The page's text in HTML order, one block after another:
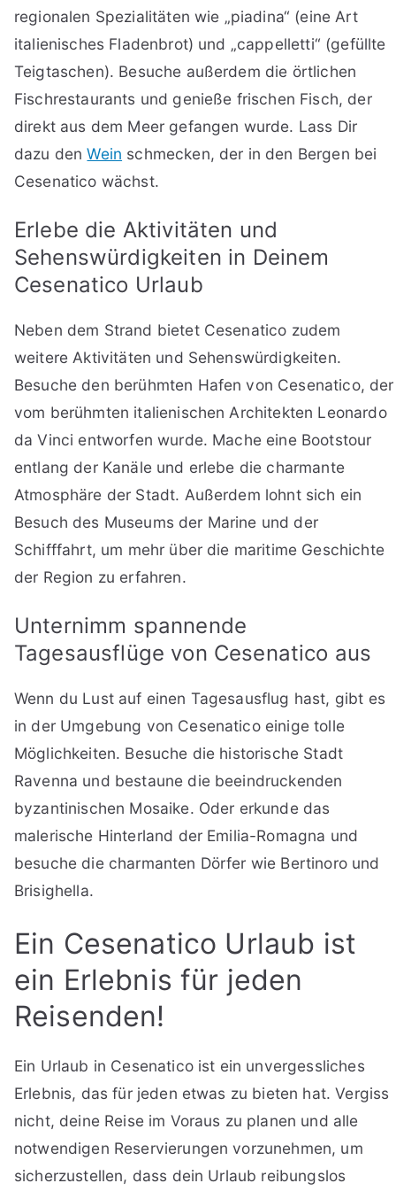
regionalen Spezialitäten wie „piadina“ (eine Art
italienisches Fladenbrot) und „cappelletti“ (gefüllte
Teigtaschen). Besuche außerdem die örtlichen
Fischrestaurants und genieße frischen Fisch, der
direkt aus dem Meer gefangen wurde. Lass Dir
dazu denWein schmecken, der in den Bergen bei
Cesenatico wächst.
Erlebe die Aktivitäten und
Sehenswürdigkeiten in Deinem
Cesenatico Urlaub
Neben dem Strand bietet Cesenatico zudem
weitere Aktivitäten und Sehenswürdigkeiten.
Besuche den berühmten Hafen von Cesenatico, der
vom berühmten italienischen Architekten Leonardo
da Vinci entworfen wurde. Mache eine Bootstour
entlang der Kanäle und erlebe die charmante
Atmosphäre der Stadt. Außerdem lohnt sich ein
Besuch des Museums der Marine und der
Schifffahrt, um mehr über die maritime Geschichte
der Region zu erfahren.
Unternimm spannende
Tagesausflüge von Cesenatico aus
Wenn du Lust auf einen Tagesausflug hast, gibt es
in der Umgebung von Cesenatico einige tolle
Möglichkeiten. Besuche die historische Stadt
Ravenna und bestaune die beeindruckenden
byzantinischen Mosaike. Oder erkunde das
malerische Hinterland der Emilia-Romagna und
besuche die charmanten Dörfer wie Bertinoro und
Brisighella.
Ein Cesenatico Urlaub ist
ein Erlebnis für jeden
Reisenden!
Ein Urlaub in Cesenatico ist ein unvergessliches
Erlebnis, das für jeden etwas zu bieten hat. Vergiss
nicht, deine Reise im Voraus zu planen und alle
notwendigen Reservierungen vorzunehmen, um
sicherzustellen, dass dein Urlaub reibungslos